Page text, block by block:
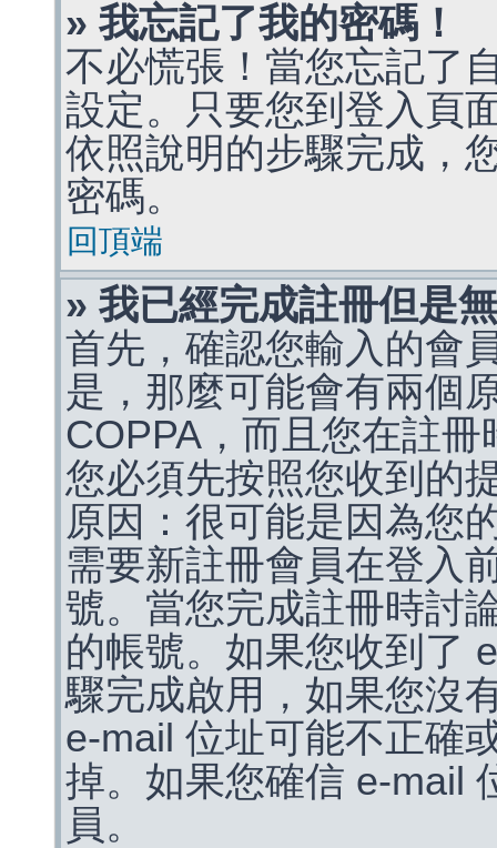
» 我忘記了我的密碼！
不必慌張！當您忘記了
設定。只要您到登入頁
依照說明的步驟完成，
密碼。
回頂端
» 我已經完成註冊但是
首先，確認您輸入的會
是，那麼可能會有兩個
COPPA，而且您在註
您必須先按照您收到的
原因：很可能是因為您
需要新註冊會員在登入
號。當您完成註冊時討
的帳號。如果您收到了
驟完成啟用，如果您沒
e-mail 位址可能不正確
掉。如果您確信 e-mail
員。